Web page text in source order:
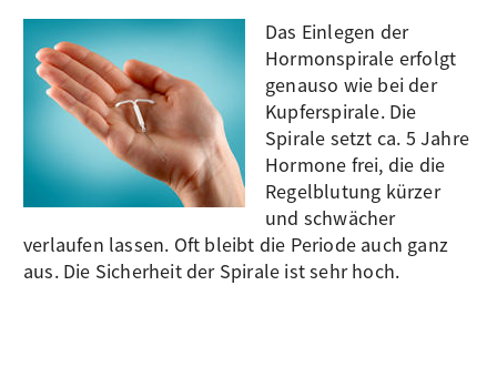
Das Einlegen der
Hormonspirale erfolgt
genauso wie bei der
Kupferspirale. Die
Spirale setzt ca. 5 Jahre
Hormone frei, die die
Regelblutung kürzer
und schwächer
verlaufen lassen. Oft bleibt die Periode auch ganz
aus. Die Sicherheit der Spirale ist sehr hoch.